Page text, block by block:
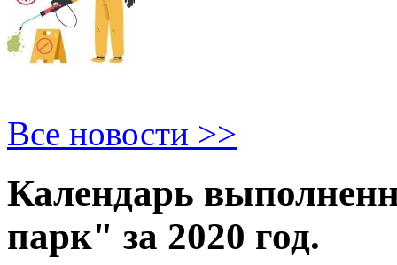
Все новости >>
Календарь
парк" за 2020 год.